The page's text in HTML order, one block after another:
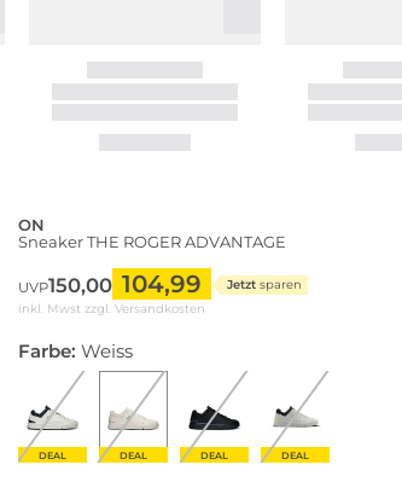
ON
Sneaker THE ROGER ADVANTAGE
UVP150,00 104,99 Jetzt sparen
inkl. Mwst zzgl. Versandkosten
Farbe: Weiss
DEAL DEAL DEAL DEAL